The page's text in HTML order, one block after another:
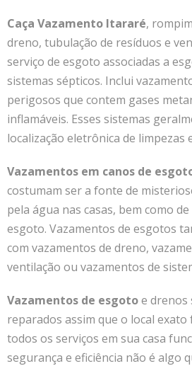
Caça Vazamento Itararé,
dreno, tubulação de resíduos e
serviço de esgoto associadas a
sistemas sépticos. Inclui
perigosos que contem gases
inflamáveis. Esses sistemas
localização eletrônica de limpezas
Vazamentos em canos de
costumam ser a fonte de
pela água nas casas, bem como
esgoto. Vazamentos de esgotos
com vazamentos de dreno,
ventilação ou vazamentos de
Vazamentos de esgotoe drenos
reparados assim que o local exato
todos os serviços em sua casa
segurança e eficiência não é algo